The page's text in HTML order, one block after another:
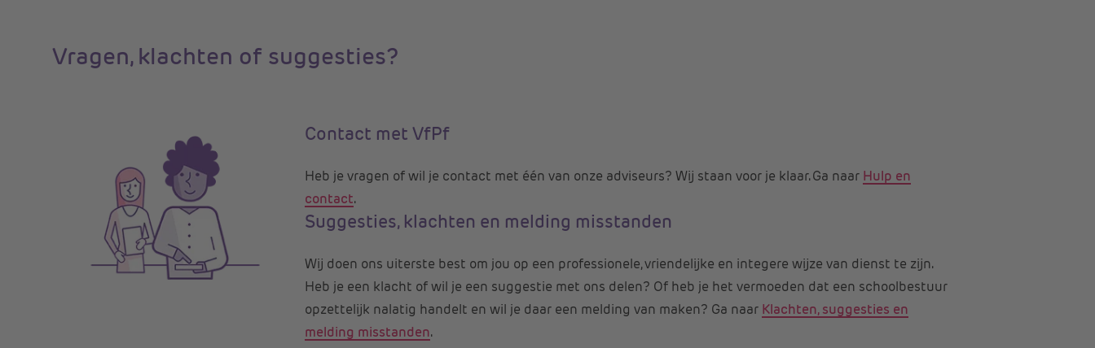
Vragen, klachten of suggesties?
Contact met VfPf
Heb je vragen of wil je contact met één van onze adviseurs? Wij staan voor je klaar. Ga naar Hulp en
contact.
Suggesties, klachten en melding misstanden
Wij doen ons uiterste best om jou op een professionele, vriendelijke en integere wijze van dienst te zijn.
Heb je een klacht of wil je een suggestie met ons delen? Of heb je het vermoeden dat een schoolbestuur
opzettelijk nalatig handelt en wil je daar een melding van maken? Ga naar Klachten, suggesties en
melding misstanden.